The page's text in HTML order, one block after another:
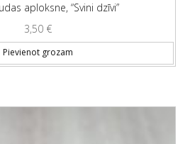
aploksne, “Svini dzīvi”
3,50 €
Pievienot grozam